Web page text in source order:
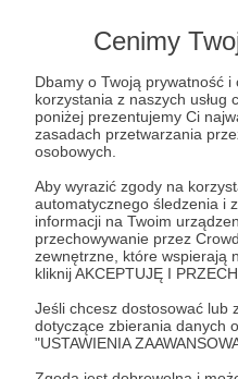
Cenimy
Dbamy o Twoją prywatność i
korzystania z naszych usług
poniżej prezentujemy Ci
zasadach przetwarzania
osobowych.
Aby wyrazić zgody na
automatycznego śledzenia i
informacji na Twoim
przechowywanie przez
zewnętrzne, które wspierają
kliknij AKCEPTUJĘ I
Jeśli chcesz dostosować lub
dotyczące zbierania danych
"USTAWIENIA